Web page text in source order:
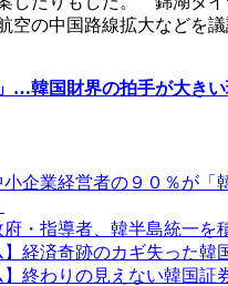
空の中国路線拡大などを議
…韓国財界の拍手が大きい
小企業経営者の９０％が「
府・指導者、韓半島統一を
】経済奇跡のカギ失った韓
】終わりの見えない韓国証